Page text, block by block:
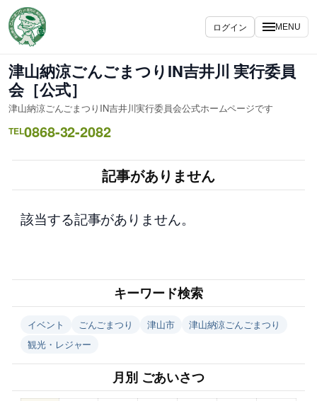
容
を
ス
キ
ッ
プ
ログイン MENU
津山納涼ごんごまつりIN吉井川 実行委員
会［公式］
津山納涼ごんごまつりIN吉井川実行委員会公式ホームページです
TEL0868-32-2082
記事がありません
該当する記事がありません。
キーワード検索
イベント ごんごまつり 津山市
津山納涼ごんごまつり
観光・レジャー
月別 ごあいさつ